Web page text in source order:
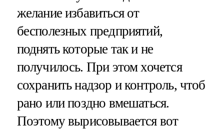
желание избавиться от
бесполезных предприятий,
поднять которые так и не
получилось. При этом хочется
сохранить надзор и контроль, чтоб
рано или поздно вмешаться.
Поэтому вырисовывается вот